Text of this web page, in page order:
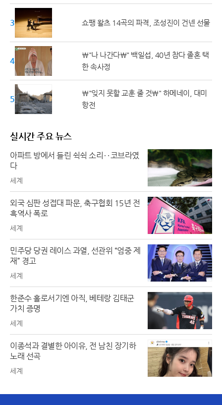
30대 쇼팽 왈츠 14곡의 파격, 조성진이 건넨 선물
40대
\"나 나간다\" 백일섭, 40년 참다 졸혼 택
한 속사정
50대 ↑
\"잊지 못할 교훈 줄 것\" 하메네이, 대미
항전
실시간 주요 뉴스
아파트 방에서 들린 쉭쉭 소리‥코브라였
다
세계
외국 심판 성접대 파문, 축구협회 15년 전
흑역사 폭로
세계
민주당 당권 레이스 과열, 선관위 “엄중 제
재” 경고
세계
한준수 홀로서기엔 아직, 베테랑 김태군
가치 증명
세계
이종석과 결별한 아이유, 전 남친 장기하
노래 선곡
세계